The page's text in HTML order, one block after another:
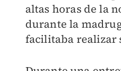
altas horas de la
durante la
facilitaba realizar